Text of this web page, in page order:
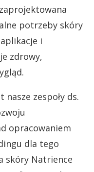
potrzeby skóry
i
zdrowy,
zespoły ds.
opracowaniem
dla tego
skóry Natrience